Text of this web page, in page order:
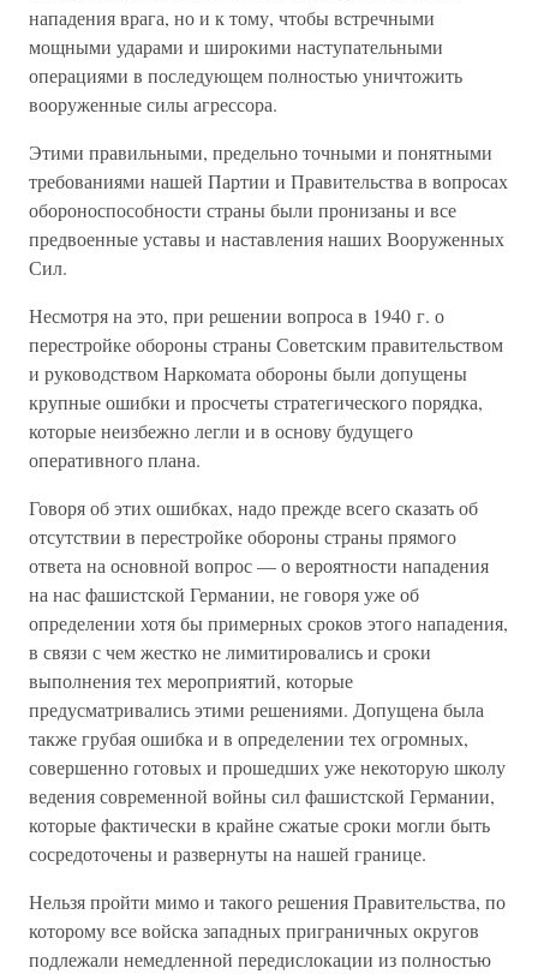
нападения врага, но и к тому, чтобы встречными
мощными ударами и широкими наступательными
операциями в последующем полностью уничтожить
вооруженные силы агрессора.
Этими правильными, предельно точными и понятными
требованиями нашей Партии и Правительства в вопросах
обороноспособности страны были пронизаны и все
предвоенные уставы и наставления наших Вооруженных
Сил.
Несмотря на это, при решении вопроса в 1940 г. о
перестройке обороны страны Советским правительством
и руководством Наркомата обороны были допущены
крупные ошибки и просчеты стратегического порядка,
которые неизбежно легли и в основу будущего
оперативного плана.
Говоря об этих ошибках, надо прежде всего сказать об
отсутствии в перестройке обороны страны прямого
ответа на основной вопрос — о вероятности нападения
на нас фашистской Германии, не говоря уже об
определении хотя бы примерных сроков этого нападения,
в связи с чем жестко не лимитировались и сроки
выполнения тех мероприятий, которые
предусматривались этими решениями. Допущена была
также грубая ошибка и в определении тех огромных,
совершенно готовых и прошедших уже некоторую школу
ведения современной войны сил фашистской Германии,
которые фактически в крайне сжатые сроки могли быть
сосредоточены и развернуты на нашей границе.
Нельзя пройти мимо и такого решения Правительства, по
которому все войска западных приграничных округов
подлежали немедленной передислокации из полностью